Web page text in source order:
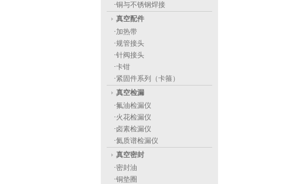
·铜与不锈钢焊接
真空配件
·加热带
·规管接头
·针阀接头
·卡钳
·紧固件系列（卡箍）
真空检漏
·氟油检漏仪
·火花检漏仪
·卤素检漏仪
·氦质谱检漏仪
真空密封
·密封油
·铜垫圈